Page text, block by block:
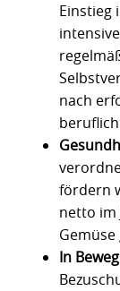
Einstieg
nach
fördern
netto im
In